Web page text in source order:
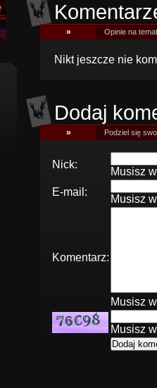
» Opinie na
Nikt jeszcze nie
Dodaj
» Podziel się
Nick:
Musisz
E-mail:
Musisz
Komentarz:
Musisz
Musisz